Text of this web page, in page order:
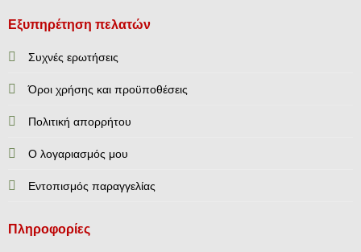
Εξυπηρέτηση πελατών
Συχνές ερωτήσεις
Όροι χρήσης και προϋποθέσεις
Πολιτική απορρήτου
Ο λογαριασμός μου
Εντοπισμός παραγγελίας
Πληροφορίες